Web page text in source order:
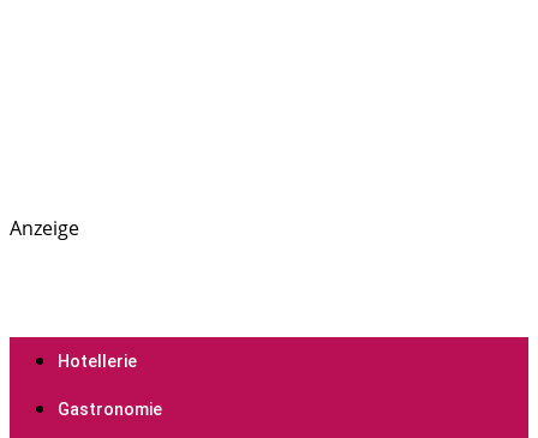
PREGAS: News- und Presseportal für die Hotellerie,
Anzeige
Hotellerie
Gastronomie